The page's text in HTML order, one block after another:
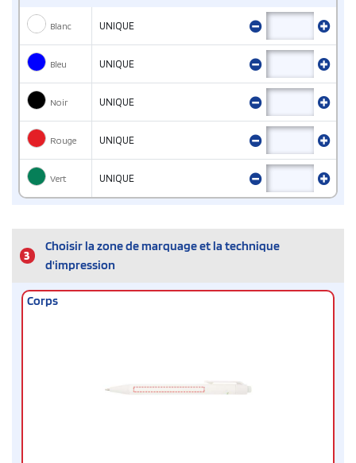
Blanc UNIQUE
Bleu UNIQUE
Noir UNIQUE
Rouge UNIQUE
Vert UNIQUE
3
Choisir la zone de marquage et la technique
d'impression
Corps